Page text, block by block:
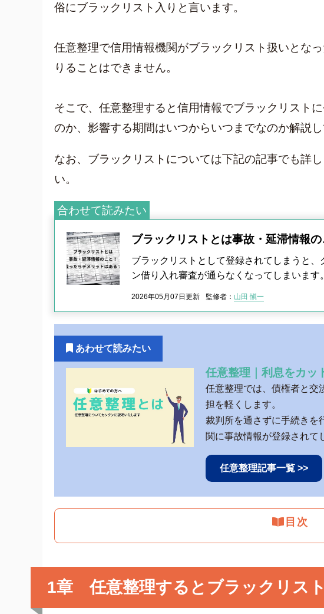
20年前の借金
キャッシングやばい
ブ
グリーン司法書士法人のご紹介
借金返済の専門スタッフ紹介
無料相談の流れ
よくあるご質問
サイト内の画像等のご利用条件
借金返済の相談はコチラ
俗にブラックリスト入りと言います。
任意整理で信用情報機関がブラックリスト扱いとな
りることはできません。
そこで、任意整理すると信用情報でブラックリスト
のか、影響する期間はいつからいつまでなのか解説し
なお、ブラックリストについては下記の記事でも詳
い。
合わせて読みたい
ブラックリストとは事故・延滞情報
ブラックリストとして登録されてしまうと
ン借り入れ審査が通らなくなってしまいま
2026年05月07日更新 監修者： 山田 愼一
あわせて読みたい
任意整理｜利息をカッ
任意整理では、債権者と交
担を軽くします。
裁判所を通さずに手続きを
関に事故情報が登録されて
任意整理記事一覧 >>
目次
1章 任意整理するとブラックリス